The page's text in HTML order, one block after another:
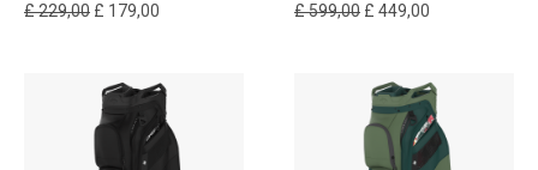
£ 229,00 £ 179,00 £ 599,00 £ 449,00